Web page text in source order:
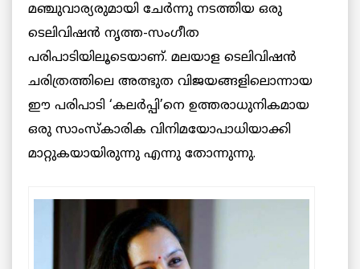
മഞ്ചുവാര്യരുമായി ചേര്‍ന്നു നടത്തിയ ഒരു
ടെലിവിഷന്‍ നൃത്ത-സംഗീത
പരിപാടിയിലൂടെയാണ്. മലയാള ടെലിവിഷന്‍
ചരിത്രത്തിലെ അത്ഭുത വിജയങ്ങളിലൊന്നായ
ഈ പരിപാടി ‘കലര്‍പ്പി’നെ ഉത്തരാധുനികമായ
ഒരു സാംസ്‌കാരിക വിനിമയോപാധിയാക്കി
മാറ്റുകയായിരുന്നു എന്നു തോന്നുന്നു.